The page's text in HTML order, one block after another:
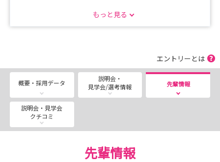
ので、まずはお気軽にご連絡ください。
もっと見る
エントリーとは
概要・採用データ
説明会・
見学会/選考情報
先輩情報
説明会・見学会
クチコミ
先輩情報